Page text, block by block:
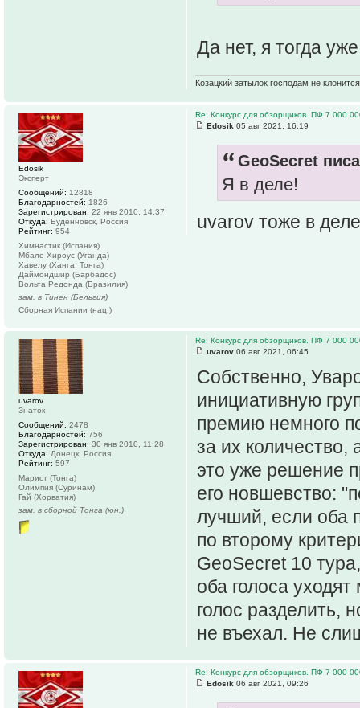
Да нет, я тогда
Козацкий затылок господам не
Re: Конкурс для обзорщиков. ПФ 7 000
Edosik 05 авг 2021, 16:19
GeoSecret
Я в деле!
uvarov тоже в
Edosik
Эксперт
Сообщений: 12818
Благодарностей: 1826
Зарегистрирован: 22 янв 2010, 14:37
Откуда: Буденновск, Россия
Рейтинг: 954
Химнастик (Испания)
Мбале Хироус (Уганда)
Хавелу (Ханга, Тонга)
Даймондшир (Барбадос)
Вольта Редонда (Бразилия)
зам. в Тинен (Бельгия)
Сборная Испании (нац.)
Re: Конкурс для обзорщиков. ПФ 7 000
uvarov 06 авг 2021, 06:45
Собственно,
инициативную
премию немного
за их
это уже решение
его новшевство:
лучший, если оба
по второму
GeoSecret 10
оба голоса
голос разделить,
не въехал. Не
uvarov
Знаток
Сообщений: 2478
Благодарностей: 756
Зарегистрирован: 30 янв 2010, 11:28
Откуда: Донецк, Россия
Рейтинг: 597
Марист (Тонга)
Олимпия (Суринам)
Гай (Хорватия)
зам. в сборной Тонга (юн.)
Re: Конкурс для обзорщиков. ПФ 7 000
Edosik 06 авг 2021, 09:26